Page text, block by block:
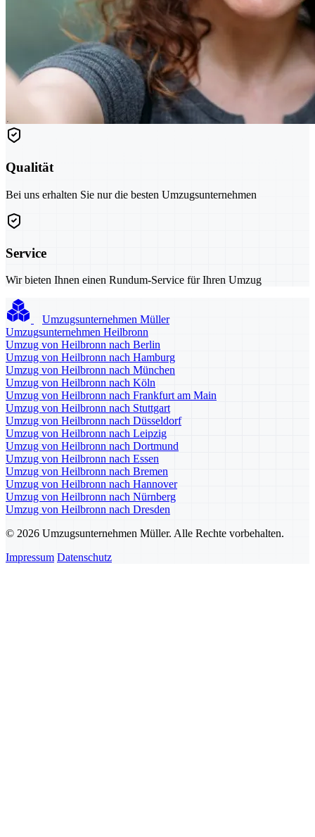
Qualität
Bei uns erhalten Sie nur die besten Umzugsunternehmen
Service
Wir bieten Ihnen einen Rundum-Service für Ihren Umzug
Umzugsunternehmen Müller
Umzugsunternehmen Heilbronn
Umzug von Heilbronn nach Berlin
Umzug von Heilbronn nach Hamburg
Umzug von Heilbronn nach München
Umzug von Heilbronn nach Köln
Umzug von Heilbronn nach Frankfurt am Main
Umzug von Heilbronn nach Stuttgart
Umzug von Heilbronn nach Düsseldorf
Umzug von Heilbronn nach Leipzig
Umzug von Heilbronn nach Dortmund
Umzug von Heilbronn nach Essen
Umzug von Heilbronn nach Bremen
Umzug von Heilbronn nach Hannover
Umzug von Heilbronn nach Nürnberg
Umzug von Heilbronn nach Dresden
© 2026 Umzugsunternehmen Müller. Alle Rechte vorbehalten.
Impressum Datenschutz